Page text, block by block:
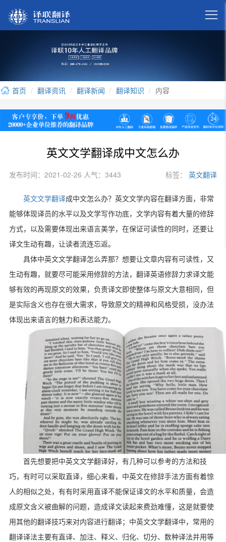

首页 翻译资讯 翻译新闻 翻译知识 内容
英文文学翻译成中文怎么办
发布时间：2021-02-26 人气：3443 标签： 英文翻译
英文文学翻译成中文怎么办？英文文学内容在翻译方面，非常
能够体现译员的水平以及文学写作功底，文学内容有着大量的修辞
方式，以及需要体现出来语言美学，在保证可读性的同时，还要让
译文生动有趣，让读者流连忘返。
具体中英文文学翻译怎么弄那？想要让文章内容有可读性，又
生动有趣，就要尽可能采用修辞的方法，翻译英语修辞力求译文能
够有效的再现原文的效果，负责译文即使整体与原文大意相同，但
是实际含义也存在很大需求，导致原文的精神和风格受损，没办法
体现出来语言的魅力和表达能力。
首先想要把中英文文学翻译好，有几种可以参考的方法和技
巧，有时可以采取直译，细心来看，中英文在修辞手法方面有着惊
人的相似之处，有有时采用直译不能保证译文的水平和质量，会造
成原文含义被曲解的问题，造成译文读起来费劲难懂，这是就要使
用其他的翻译技巧来对内容进行翻译；中英文文学翻译中，常用的
翻译译法主要有直译、加注、释义、归化、切分、数种译法并用等